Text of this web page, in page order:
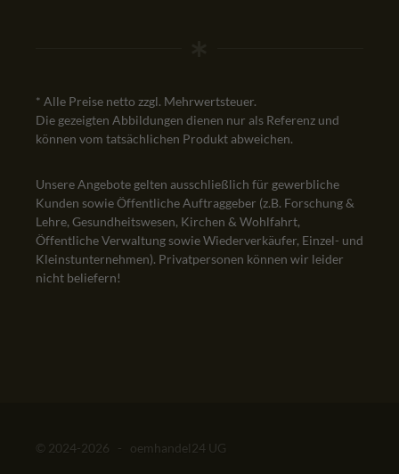
* Alle Preise netto zzgl. Mehrwertsteuer.
Die gezeigten Abbildungen dienen nur als Referenz und
können vom tatsächlichen Produkt abweichen.
Unsere Angebote gelten ausschließlich für gewerbliche
Kunden sowie Öffentliche Auftraggeber (z.B. Forschung &
Lehre, Gesundheitswesen, Kirchen & Wohlfahrt,
Öffentliche Verwaltung sowie Wiederverkäufer, Einzel- und
Kleinstunternehmen). Privatpersonen können wir leider
nicht beliefern!
© 2024-2026 - oemhandel24 UG